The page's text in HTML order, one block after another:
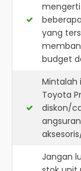
yang
budget
Mintalah
Toyota
diskon/
Jangan